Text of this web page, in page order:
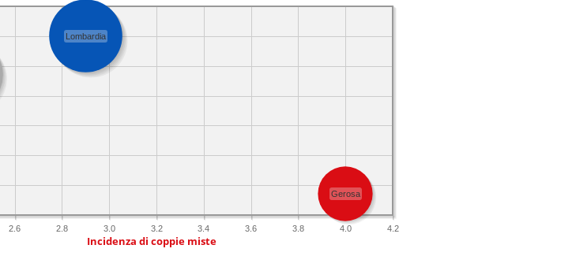
2.6 2.8 3.0 3.2 3.4 3.6 3.8 4.0 4.2
Lombardia
Gerosa
Incidenza di coppie miste